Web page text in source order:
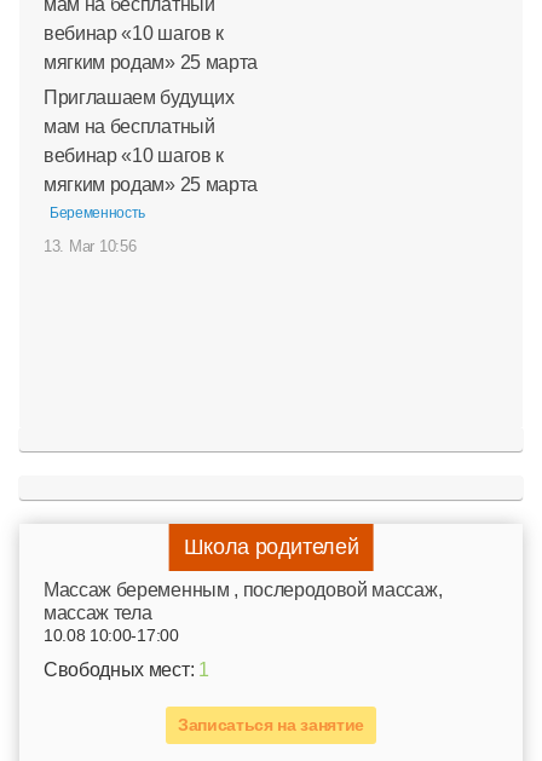
Приглашаем будущих
мам на бесплатный
вебинар «10 шагов к
мягким родам» 25 марта
Беременность
13. Mar 10:56
Школа родителей
Mассаж беременным , послеродовой массаж,
массаж тела
10.08 10:00-17:00
Свободных мест: 1
Записаться на занятие